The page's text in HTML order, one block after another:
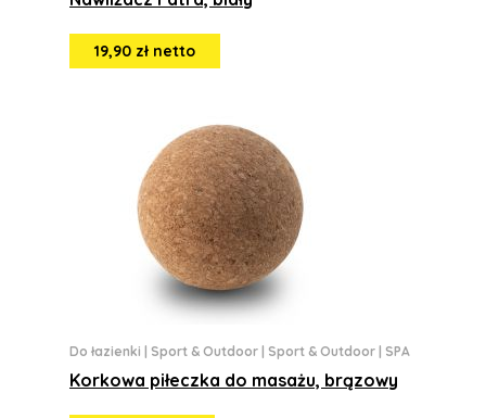
19,90 zł netto
Do łazienki Sport & Outdoor Sport & Outdoor SPA
Korkowa piłeczka do masażu, brązowy